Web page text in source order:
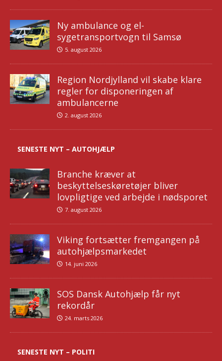
Ny ambulance og el-
sygetransportvogn til Samsø
5. august 2026
Region Nordjylland vil skabe klare
regler for disponeringen af
ambulancerne
2. august 2026
SENESTE NYT – AUTOHJÆLP
Branche kræver at
beskyttelseskøretøjer bliver
lovpligtige ved arbejde i nødsporet
7. august 2026
Viking fortsætter fremgangen på
autohjælpsmarkedet
14. juni 2026
SOS Dansk Autohjælp får nyt
rekordår
24. marts 2026
SENESTE NYT – POLITI